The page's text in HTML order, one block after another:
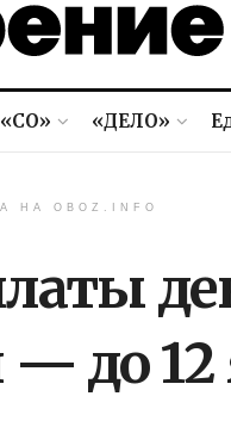
«СО» «ДЕЛО»
НА OBOZ.INFO
до 12